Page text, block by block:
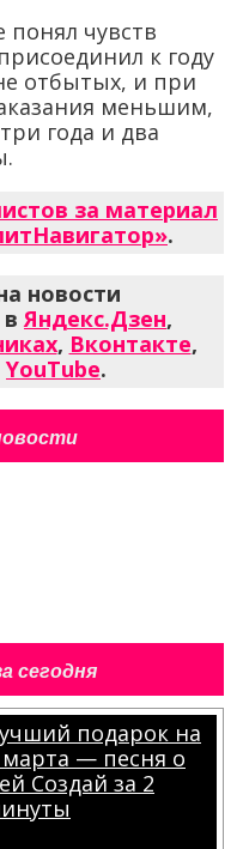
чувств
к году
отбытых, и при
меньшим,
года и два
за материал
.
новости
вЯндекс.Дзен,
, Вконтакте,
YouTube.
сегодня
подарок на
марта — песня о
Создай за 2